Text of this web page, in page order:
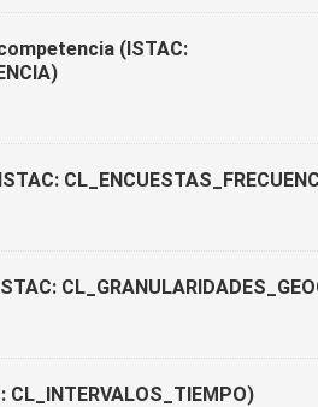
(ISTAC: